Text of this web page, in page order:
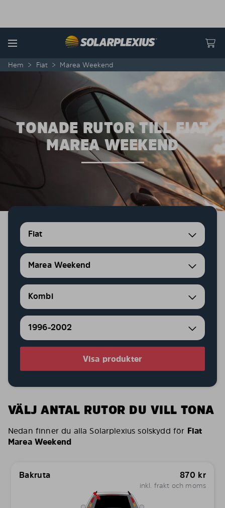
Menu
Hem > Fiat > Marea Weekend
TONADE RUTOR TILL FIAT
MAREA WEEKEND
Fiat
Marea Weekend
Kombi
1996-2002
Visa produkter
VÄLJ ANTAL RUTOR DU VILL TONA
Nedan finner du alla Solarplexius solskydd för Fiat
Marea Weekend
Bakruta 870 kr
inkl. frakt och moms